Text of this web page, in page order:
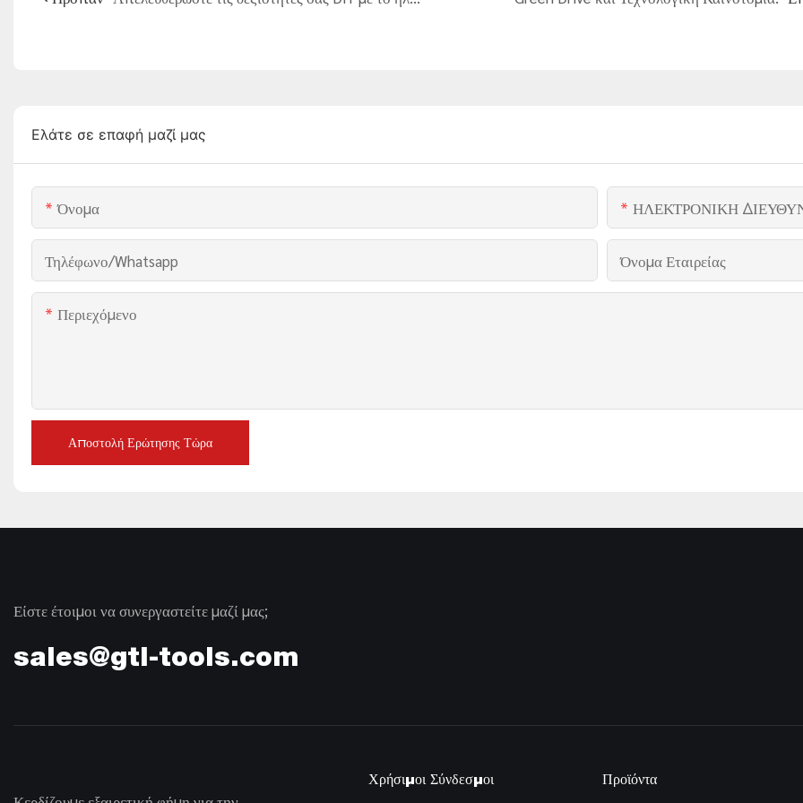
Ελάτε σε επαφή μαζί μας
Όνομα ΗΛΕΚΤΡΟΝΙΚΗ
Τηλέφωνο/whatsapp Όνομα Εταιρείας
Περιεχόμενο
Αποστολή Ερώτησης Τώρα
Είστε έτοιμοι να συνεργαστείτε μαζί μας;
sales@gtl-tools.com
Χρήσιμοι Σύνδεσμοι Προϊόντα